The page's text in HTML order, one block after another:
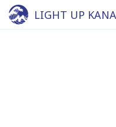
LIGHT UP